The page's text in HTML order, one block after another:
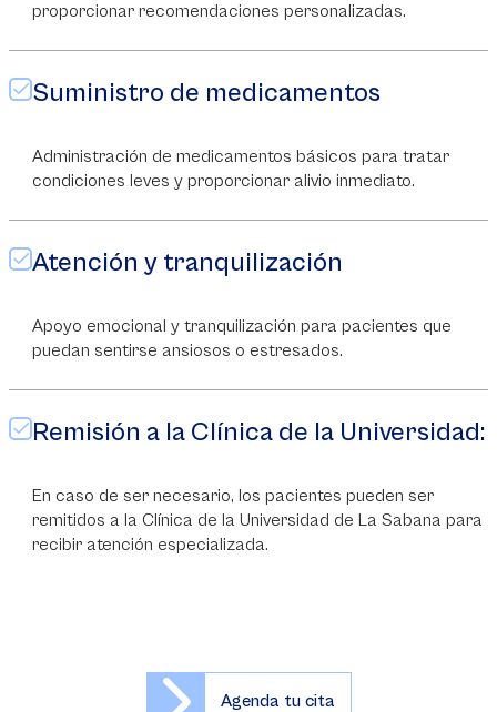
proporcionar recomendaciones personalizadas.
Suministro de medicamentos
Administración de medicamentos básicos para tratar
condiciones leves y proporcionar alivio inmediato.
Atención y tranquilización
Apoyo emocional y tranquilización para pacientes que
puedan sentirse ansiosos o estresados.
Remisión a la Clínica de la Universidad:
En caso de ser necesario, los pacientes pueden ser
remitidos a la Clínica de la Universidad de La Sabana para
recibir atención especializada.
Agenda tu cita